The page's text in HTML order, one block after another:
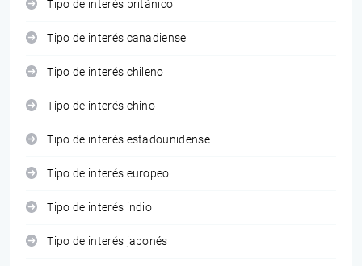
Tipo de interés británico
Tipo de interés canadiense
Tipo de interés chileno
Tipo de interés chino
Tipo de interés estadounidense
Tipo de interés europeo
Tipo de interés indio
Tipo de interés japonés